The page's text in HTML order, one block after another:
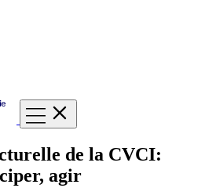
de la CVCI:
agir